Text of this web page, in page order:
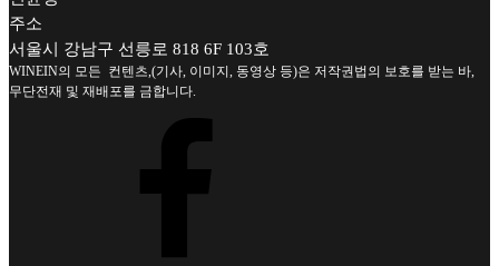
주소
서울시 강남구 선릉로 818 6F 103호
WINEIN의 모든 컨텐츠,(기사, 이미지, 동영상 등)은 저작권법의 보호를 받는 바,
무단전재 및 재배포를 금합니다.